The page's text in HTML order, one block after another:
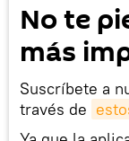
No te
más
Suscríbete a
través de